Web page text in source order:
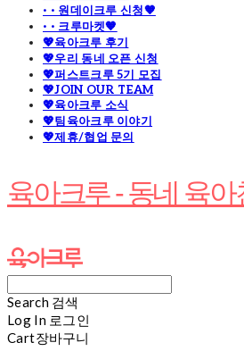
· · 원데이크루 신청🧡
· · 크루마켓🧡
💖육아크루 후기
💖우리 동네 오픈 신청
💖퍼스트크루 5기 모집
💖JOIN OUR TEAM
💖육아크루 소식
💖팀육아크루 이야기
💖제휴/협업 문의
육아크루 - 동네 육아
Search 검색
Log In 로그인
Cart장바구니